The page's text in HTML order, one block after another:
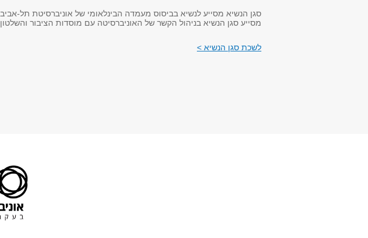
סגן הנשיא מסייע לנשיא בביסוס מעמדה הבינלאומי של אוניברסיטת תל-
מסייע סגן הנשיא בניהול הקשר של האוניברסיטה עם מוסדות הציבור
לשכת סגן הנשיא >